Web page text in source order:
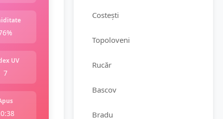
UV
7
Costești
Topoloveni
Rucăr
Bascov
Bradu